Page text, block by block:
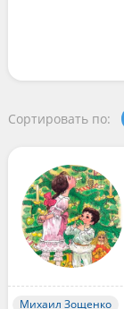
Сортировать по:
Михаил Зощенко